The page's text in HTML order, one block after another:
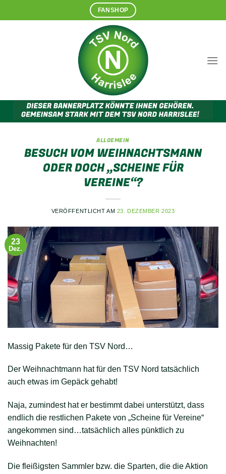
Inhalt
FANSHOP
ALLGEMEIN
BESUCH VOM WEIHNACHTSMANN
ODER DOCH „SCHEINE FÜR
VEREINE“?
VERÖFFENTLICHT AM 23. DEZEMBER 2023
23
Dez.
Massig Pakete für den TSV Nord…
Der Weihnachtmann hat für den TSV Nord tatsächlich
auch etwas im Gepäck gehabt!
Naja, zumindest hat er bestimmt dabei unterstützt, dass
endlich die restlichen Pakete von „Scheine für Vereine“
angekommen sind…tatsächlich alles pünktlich zu
Weihnachten!
Die fleißigsten Sammler bzw. die Sparten, die die Aktion